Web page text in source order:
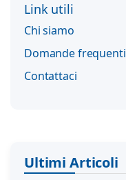
Link utili
Chi siamo
Domande frequenti
Contattaci
Ultimi Articoli